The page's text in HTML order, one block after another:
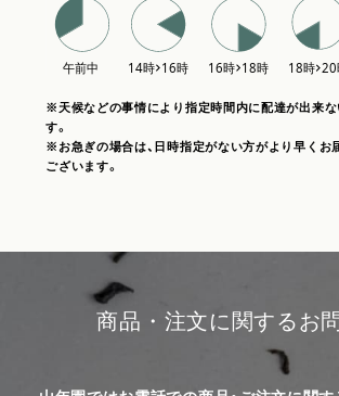
※天候などの事情により指定時間内に配達が出来な
す。
※お急ぎの場合は、日時指定がない方がより早くお
ございます。
商品・注文に関するお